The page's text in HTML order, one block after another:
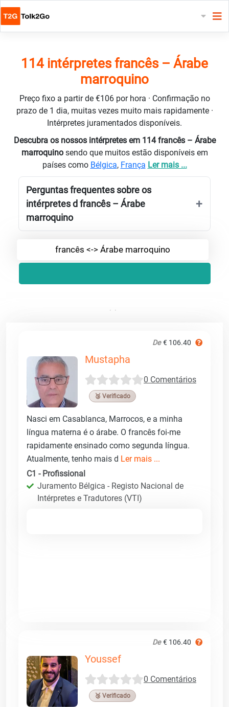
114 intérpretes francês – Árabe
marroquino
Preço fixo a partir de €106 por hora · Confirmação no
prazo de 1 dia, muitas vezes muito mais rapidamente ·
Intérpretes juramentados disponíveis.
Descubra os nossos intérpretes em 114 francês – Árabe
marroquino sendo que muitos estão disponíveis em
países como Bélgica, França Ler mais ...
Perguntas frequentes sobre os
intérpretes d francês – Árabe
marroquino
francês <-> Árabe marroquino
De € 106.40
Mustapha
0 Comentários
🥉 Verificado
Nasci em Casablanca, Marrocos, e a minha
língua materna é o árabe. O francês foi-me
rapidamente ensinado como segunda língua.
Atualmente, tenho mais d Ler mais ...
C1 - Profissional
Juramento Bélgica - Registo Nacional de
Intérpretes e Tradutores (VTI)
De € 106.40
Youssef
0 Comentários
🥉 Verificado